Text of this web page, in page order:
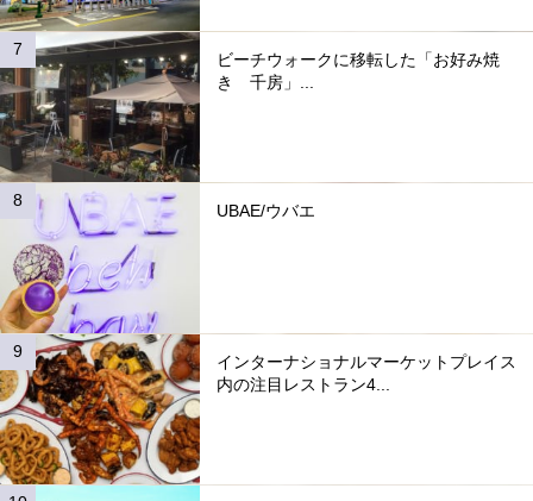
ビーチウォークに移転した「お好み焼
き 千房」...
UBAE/ウバエ
インターナショナルマーケットプレイス
内の注目レストラン4...